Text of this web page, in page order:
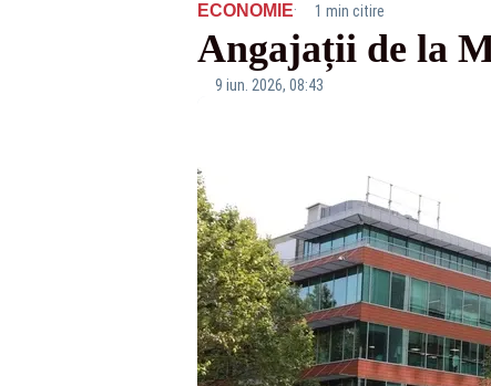
ECONOMIE· 1 min citire
Angajații de la
9 iun. 2026, 08:43